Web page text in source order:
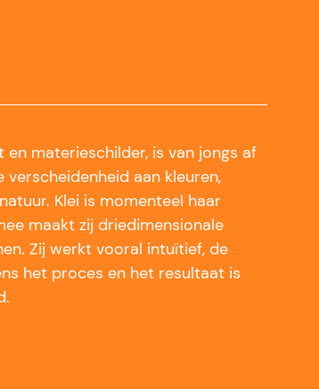
en materieschilder, is van jongs af
aan kleuren,
Klei is momenteel haar
maakt zij driedimensionale
Zij werkt vooral intuïtief, de
het proces en het resultaat is